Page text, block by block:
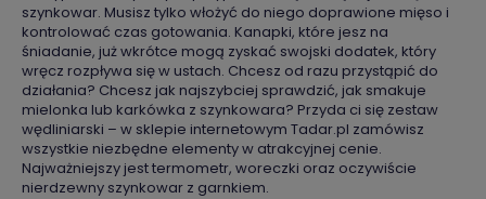
szynkowar. Musisz tylko włożyć do niego doprawione mięso i
kontrolować czas gotowania. Kanapki, które jesz na
śniadanie, już wkrótce mogą zyskać swojski dodatek, który
wręcz rozpływa się w ustach. Chcesz od razu przystąpić do
działania? Chcesz jak najszybciej sprawdzić, jak smakuje
mielonka lub karkówka z szynkowara? Przyda ci się zestaw
wędliniarski – w sklepie internetowym Tadar.pl zamówisz
wszystkie niezbędne elementy w atrakcyjnej cenie.
Najważniejszy jest termometr, woreczki oraz oczywiście
nierdzewny szynkowar z garnkiem.